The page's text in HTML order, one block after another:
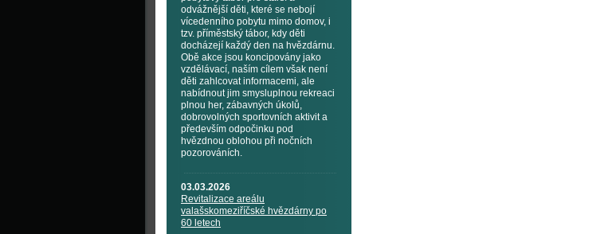
odvážnější děti, které se nebojí
vícedenního pobytu mimo domov, i
tzv. příměstský tábor, kdy děti
docházejí každý den na hvězdárnu.
Obě akce jsou koncipovány jako
vzdělávací, naším cílem však není
děti zahlcovat informacemi, ale
nabídnout jim smysluplnou rekreaci
plnou her, zábavných úkolů,
dobrovolných sportovních aktivit a
především odpočinku pod
hvězdnou oblohou při nočních
pozorováních.
03.03.2026
Revitalizace areálu
valašskomeziříčské hvězdárny po
60 letech